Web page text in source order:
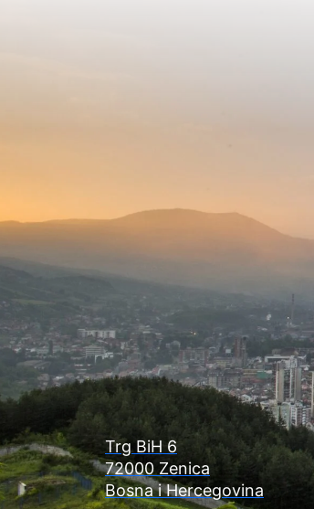
Trg BiH 6
72000 Zenica
Bosna i Hercegovina